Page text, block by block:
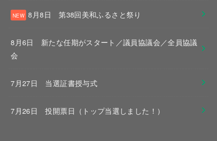
8月8日 第38回美和ふるさと祭り
8月6日 新たな任期がスタート／議員協議会／全員協議
会
7月27日 当選証書授与式
7月26日 投開票日（トップ当選しました！）